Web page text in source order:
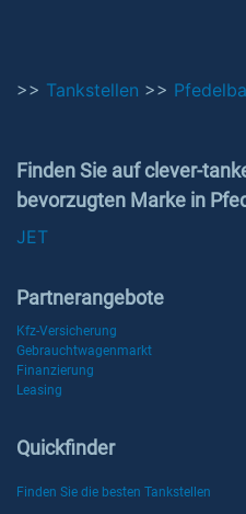
>> Tankstellen >>
Finden Sie auf clever-
bevorzugten Marke in
JET
Partnerangebote
Kfz-Versicherung
Gebrauchtwagenmarkt
Finanzierung
Leasing
Quickfinder
Finden Sie die besten Tankstellen